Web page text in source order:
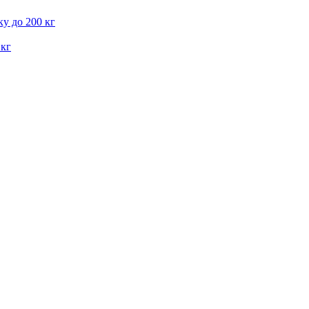
до 200 кг